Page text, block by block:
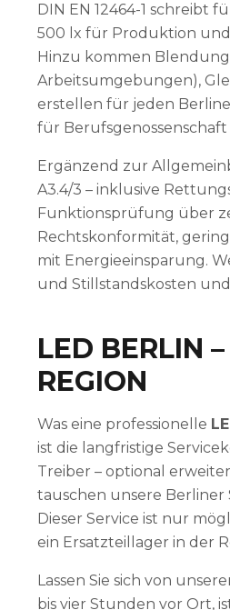
DIN EN 12464-1
500 lx für Produktion
Hinzu kommen
Arbeitsumgebungen),
erstellen für jeden
für
Ergänzend zur
A3.4/3 – inklusive
Funktionsprüfung über
Rechtskonformität,
mit Energieeinsparung.
und Stillstandskosten
LED BERLIN
REGION
Was eine professionelle
ist die langfristige
Treiber – optional
tauschen unsere
Dieser Service ist nur
ein Ersatzteillager in der
Lassen Sie sich von
bis vier Stunden vor Ort,